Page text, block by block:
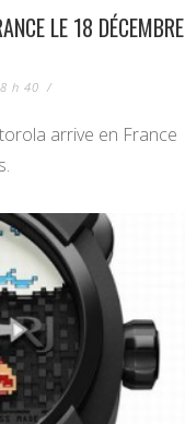
LE 18 DÉCEMBRE
h 40 /
arrive en France